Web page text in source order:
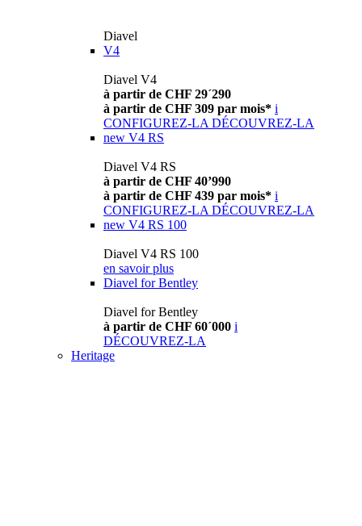
Diavel
V4
Diavel V4
à partir de CHF 29´290
à partir de CHF 309 par mois* i
CONFIGUREZ-LA DÉCOUVREZ-LA
new V4 RS
Diavel V4 RS
à partir de CHF 40’990
à partir de CHF 439 par mois* i
CONFIGUREZ-LA DÉCOUVREZ-LA
new V4 RS 100
Diavel V4 RS 100
en savoir plus
Diavel for Bentley
Diavel for Bentley
à partir de CHF 60´000 i
DÉCOUVREZ-LA
Heritage